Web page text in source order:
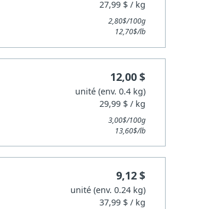
27,99 $ / kg
2,80$/100g
12,70$/lb
12,00 $
unité (env. 0.4 kg)
29,99 $ / kg
3,00$/100g
13,60$/lb
9,12 $
unité (env. 0.24 kg)
37,99 $ / kg